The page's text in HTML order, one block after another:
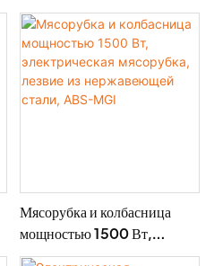
мощностью 1800 Вт - BD-
02X
Мясорубка и колбасница
мощностью 1500 Вт,
электрическая мясорубка,